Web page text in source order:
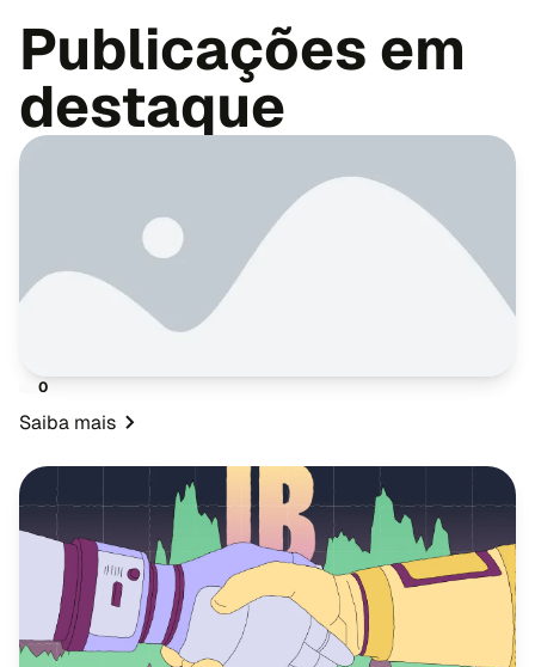
Publicações em
destaque
0
Saiba mais